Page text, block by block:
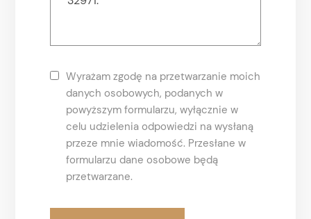
Wyrażam zgodę na przetwarzanie moich
danych osobowych, podanych w
powyższym formularzu, wyłącznie w
celu udzielenia odpowiedzi na wysłaną
przeze mnie wiadomość. Przesłane w
formularzu dane osobowe będą
przetwarzane.